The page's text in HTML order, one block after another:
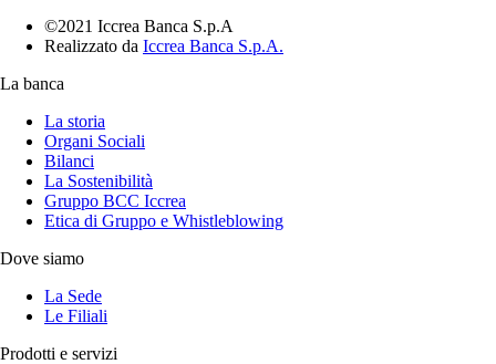
©2021 Iccrea Banca S.p.A
Realizzato da Iccrea Banca S.p.A.
La banca
La storia
Organi Sociali
Bilanci
La Sostenibilità
Gruppo BCC Iccrea
Etica di Gruppo e Whistleblowing
Dove siamo
La Sede
Le Filiali
Prodotti e servizi